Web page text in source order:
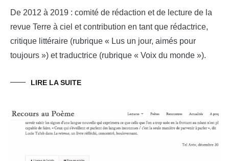
De 2012 à 2019 : comité de rédaction et de lecture de la
revue Terre à ciel et contribution en tant que rédactrice,
critique littéraire (rubrique « Lus un jour, aimés pour
toujours ») et traductrice (rubrique « Voix du monde »).
LIRE LA SUITE